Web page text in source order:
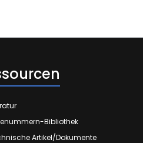
Bibliothek
Artikel/Dokumente